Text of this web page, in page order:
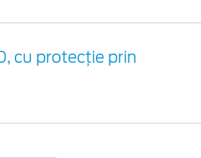
cu protecție prin